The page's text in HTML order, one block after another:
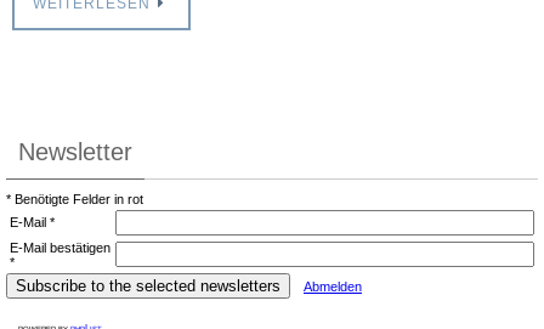
WEITERLESEN
Newsletter